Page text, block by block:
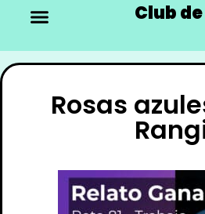
Club
Rosas